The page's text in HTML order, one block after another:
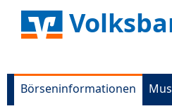
Börseninformationen